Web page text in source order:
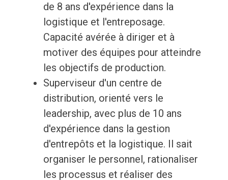
de 8 ans d'expérience dans la
logistique et l'entreposage.
Capacité avérée à diriger et à
motiver des équipes pour atteindre
les objectifs de production.
Superviseur d'un centre de
distribution, orienté vers le
leadership, avec plus de 10 ans
d'expérience dans la gestion
d'entrepôts et la logistique. Il sait
organiser le personnel, rationaliser
les processus et réaliser des